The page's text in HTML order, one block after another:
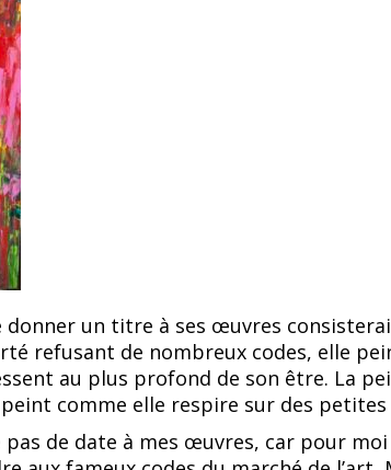
donner un titre à ses œuvres
refusant de nombreux codes, elle
au plus profond de son être. La
comme elle respire sur des
pas de date à mes œuvres, car pour moi